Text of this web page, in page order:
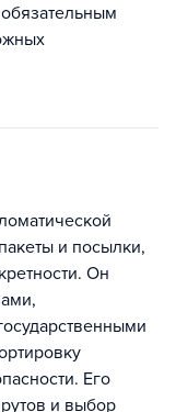
и посылки,
Он
Его
и выбор